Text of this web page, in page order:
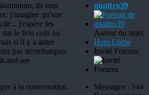
ils sont
j'imagine qu'une
j'espère les
sur le bon coin ou
si il y a autre
pas m'embarquer
and see
à la conversation.
quattro39
Auteur du sujet
Hors Ligne
Invité Forums
Messages : 344